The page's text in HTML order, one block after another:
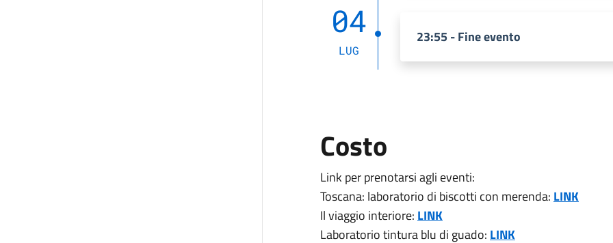
04
LUG
23:55 - Fine evento
Costo
Link per prenotarsi agli eventi:
Toscana: laboratorio di biscotti con merenda: LINK
Il viaggio interiore: LINK
Laboratorio tintura blu di guado: LINK